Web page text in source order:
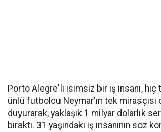
Porto Alegre'li isimsiz bir iş insanı, hiç
ünlü futbolcu Neymar'ın tek mirasçısı
duyurarak, yaklaşık 1 milyar dolarlık
bıraktı. 31 yaşındaki iş insanının söz